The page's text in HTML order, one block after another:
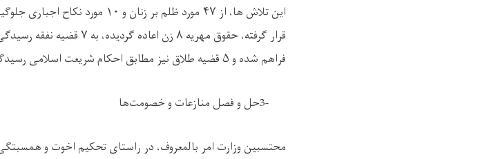
این تلاش ها، از ۴۷ مورد ظلم بر زنان و ۱۰ مورد نکاح اجباری
قرار گرفته، حقوق مهریه ۸زن اعاده گردیده، به ۷ قضیه نفقه
فراهم شده و۵قضیه طلاق نیز مطابق احکام شریعت اسلامی
3-حل و فصل منازعات و خصومت‌ها
محتسبین وزارت امر بالمعروف، در راستای تحکیم اخوت و